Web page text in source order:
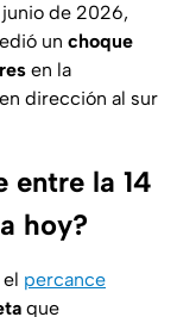
junio de 2026,
un choque
en la
dirección al sur
entre la 14
hoy?
percance
que